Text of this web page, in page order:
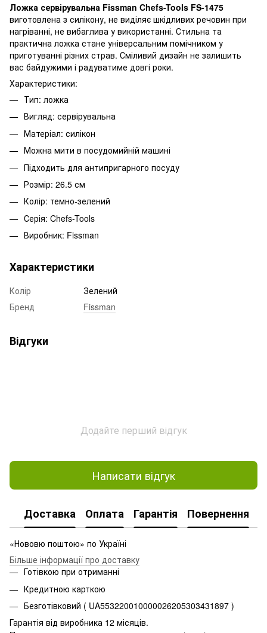
Ложка сервірувальна Fissman Chefs-Tools FS-1475
виготовлена ​​з силікону, не виділяє шкідливих речовин при
нагріванні, не вибаглива у використанні. Стильна та
практична ложка стане універсальним помічником у
приготуванні різних страв. Сміливий дизайн не залишить
вас байдужими і радуватиме довгі роки.
Характеристики:
Тип: ложка
Вигляд: сервірувальна
Матеріал: силікон
Можна мити в посудомийній машині
Підходить для антипригарного посуду
Розмір: 26.5 см
Колір: темно-зелений
Серія: Chefs-Tools
Виробник: Fissman
Характеристики
Колір
Зелений
Бренд
Fissman
Відгуки
Додайте перший відгук
Написати відгук
Доставка Оплата Гарантія Повернення
«Нововю поштою» по Україні
Більше інформації про доставку
Готівкою при отриманні
Кредитною карткою
Безготівковий ( UA553220010000026205303431897 )
Гарантія від виробника 12 місяців.